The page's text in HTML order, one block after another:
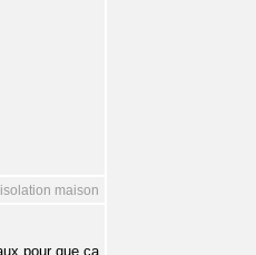
maison
pour que ça